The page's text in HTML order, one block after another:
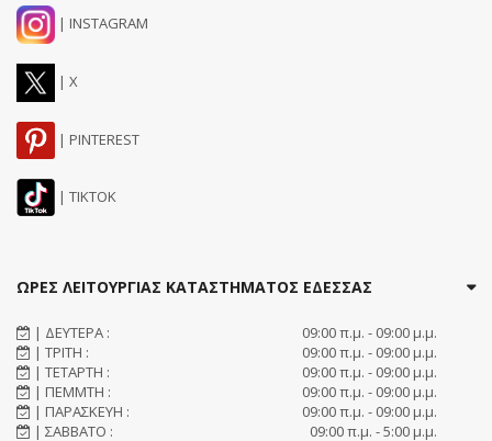
| INSTAGRAM
| X
| PINTEREST
| TIKTOK
ΩΡΕΣ ΛΕΙΤΟΥΡΓΙΑΣ ΚΑΤΑΣΤΗΜΑΤΟΣ ΕΔΕΣΣΑΣ
| ΔΕΥΤΕΡΑ :
09:00 π.μ. - 09:00 μ.μ.
| ΤΡΙΤΗ :
09:00 π.μ. - 09:00 μ.μ.
| ΤΕΤΑΡΤΗ :
09:00 π.μ. - 09:00 μ.μ.
| ΠΕΜΜΤΗ :
09:00 π.μ. - 09:00 μ.μ.
| ΠΑΡΑΣΚΕΥΗ :
09:00 π.μ. - 09:00 μ.μ.
| ΣΑΒΒΑΤΟ :
09:00 π.μ. - 5:00 μ.μ.